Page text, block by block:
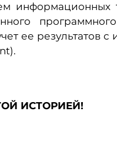
информационных
ее результатов
ИСТОРИЕЙ!